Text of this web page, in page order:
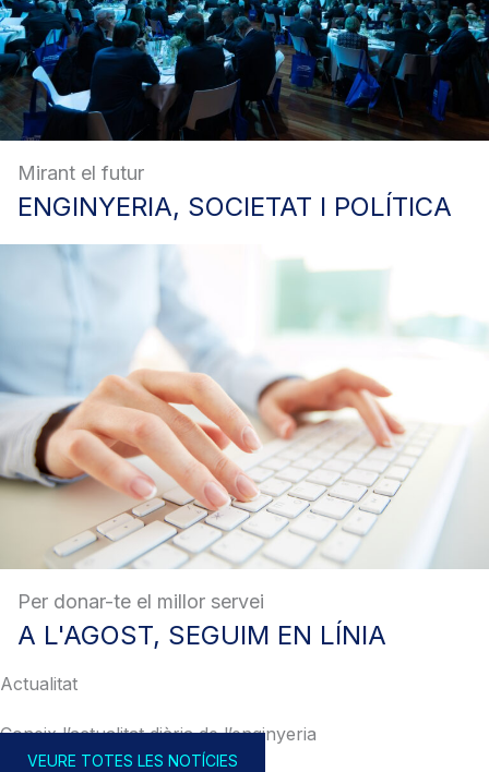
Mirant el futur
ENGINYERIA, SOCIETAT I POLÍTICA
Per donar-te el millor servei
A L'AGOST, SEGUIM EN LÍNIA
Actualitat
Coneix l’actualitat diària de l’enginyeria
VEURE TOTES LES NOTÍCIES